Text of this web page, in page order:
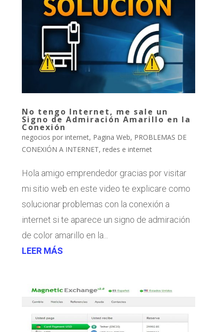
No tengo Internet, me sale un
Signo de Admiración Amarillo en la
Conexión
negocios por internet, Pagina Web, PROBLEMAS DE
CONEXIÓN A INTERNET, redes e internet
Hola amigo emprendedor gracias por visitar
mi sitio web en este video te explicare como
solucionar problemas con la conexión a
internet si te aparece un signo de admiración
de color amarillo en la...
LEER MÁS